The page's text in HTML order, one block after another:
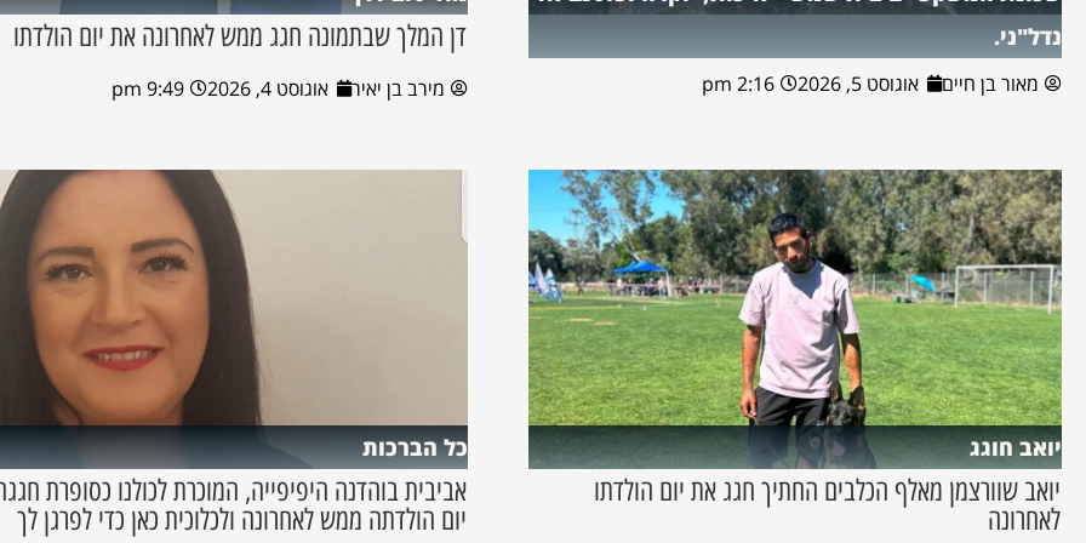
נדל"ני.
מאור בן חיים אוגוסט 5, 2026 2:16 pm
דן המלך שבתמונה חגג ממש לאחרונה את יום הולדתו
מירב בן יאיר אוגוסט 4, 2026 9:49 pm
יואב חוגג
יואב שוורצמן מאלף הכלבים החתיך חגג את יום הולדתו
לאחרונה
כל הברכות
אביבית בוהדנה היפיפייה, המוכרת לכולנו כסופרת
יום הולדתה ממש לאחרונה ולכלוכית כאן כדי לפרגן לך